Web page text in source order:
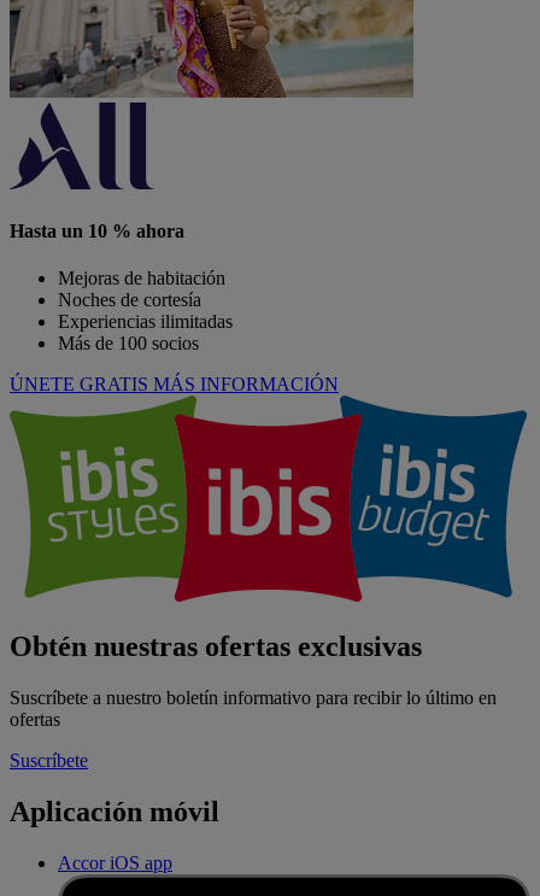
Hasta un 10 % ahora
Mejoras de habitación
Noches de cortesía
Experiencias ilimitadas
Más de 100 socios
ÚNETE GRATIS MÁS INFORMACIÓN
Obtén nuestras ofertas exclusivas
Suscríbete a nuestro boletín informativo para recibir lo último en
ofertas
Suscríbete
Aplicación móvil
Accor iOS app